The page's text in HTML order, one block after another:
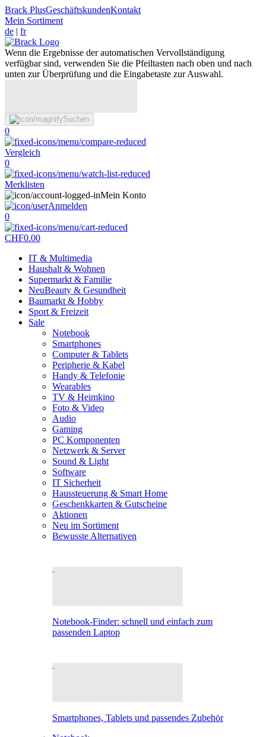
Brack PlusGeschäftskundenKontakt
Mein Sortiment
de | fr
Wenn die Ergebnisse der automatischen Vervollständigung
verfügbar sind, verwenden Sie die Pfeiltasten nach oben und nach
unten zur Überprüfung und die Eingabetaste zur Auswahl.
Suchen
0
Vergleich
0
Merklisten
Mein Konto
Anmelden
0
CHF0.00
IT & Multimedia
Haushalt & Wohnen
Supermarkt & Familie
NeuBeauty & Gesundheit
Baumarkt & Hobby
Sport & Freizeit
Sale
Notebook
Smartphones
Computer & Tablets
Peripherie & Kabel
Handy & Telefonie
Wearables
TV & Heimkino
Foto & Video
Audio
Gaming
PC Komponenten
Netzwerk & Server
Sound & Light
Software
IT Sicherheit
Haussteuerung & Smart Home
Geschenkkarten & Gutscheine
Aktionen
Neu im Sortiment
Bewusste Alternativen
Notebook-Finder: schnell und einfach zum
passenden Laptop
Smartphones, Tablets und passendes Zubehör